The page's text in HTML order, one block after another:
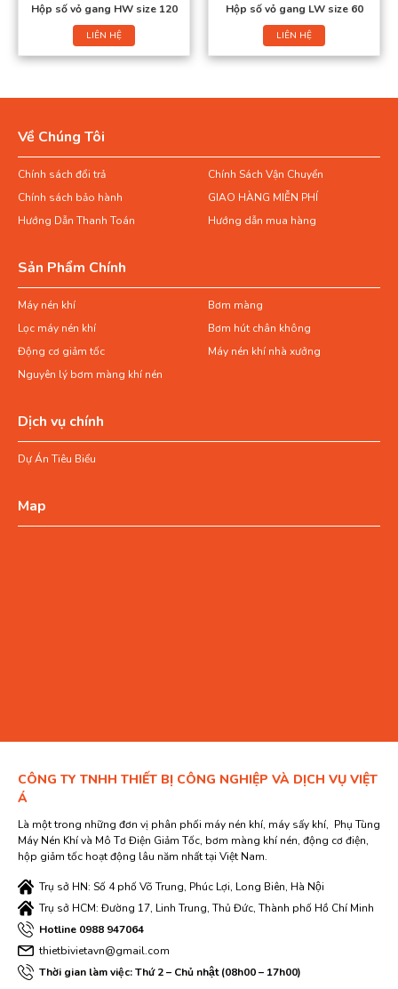
Hộp số vỏ gang HW size 120
LIÊN HỆ
Hộp số vỏ gang LW size 60
LIÊN HỆ
Về Chúng Tôi
Chính sách đổi trả
Chính Sách Vận Chuyển
Chính sách bảo hành
GIAO HÀNG MIỄN PHÍ
Hướng Dẫn Thanh Toán
Hướng dẫn mua hàng
Sản Phẩm Chính
Máy nén khí
Bơm màng
Lọc máy nén khí
Bơm hút chân không
Động cơ giảm tốc
Máy nén khí nhà xưởng
Nguyên lý bơm màng khí nén
Dịch vụ chính
Dự Án Tiêu Biểu
Map
CÔNG TY TNHH THIẾT BỊ CÔNG NGHIỆP VÀ DỊCH VỤ VIỆT
Á
Là một trong những đơn vị phân phối máy nén khí, máy sấy khí, Phụ Tùng
Máy Nén Khí và Mô Tơ Điện Giảm Tốc, bơm màng khí nén, động cơ điện,
hộp giảm tốc hoạt động lâu năm nhất tại Việt Nam.
Trụ sở HN: Số 4 phố Võ Trung, Phúc Lợi, Long Biên, Hà Nội
Trụ sở HCM: Đường 17, Linh Trung, Thủ Đức, Thành phố Hồ Chí Minh
Hotline 0988 947064
thietbivietavn@gmail.com
Thời gian làm việc: Thứ 2 – Chủ nhật (08h00 – 17h00)